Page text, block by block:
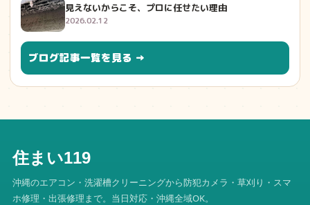
見えないからこそ、プロに任せたい理由
2026.02.12
ブログ記事一覧を見る →
住まい119
沖縄のエアコン・洗濯槽クリーニングから防犯カメラ・草刈り・スマ
ホ修理・出張修理まで。当日対応・沖縄全域OK。